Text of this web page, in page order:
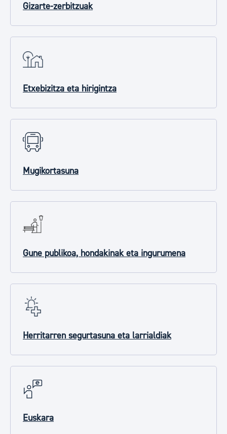
Gizarte-zerbitzuak
Etxebizitza eta hirigintza
Mugikortasuna
Gune publikoa, hondakinak eta ingurumena
Herritarren segurtasuna eta larrialdiak
Euskara